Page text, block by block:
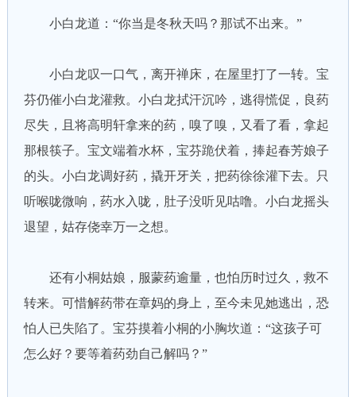
小白龙道：“你当是冬秋天吗？那试不出来。”
小白龙叹一口气，离开禅床，在屋里打了一转。宝
芬仍催小白龙灌救。小白龙拭汗沉吟，逃得慌促，良药
尽失，且将高明轩拿来的药，嗅了嗅，又看了看，拿起
那根筷子。宝文端着水杯，宝芬跪伏着，捧起春芳娘子
的头。小白龙调好药，撬开牙关，把药徐徐灌下去。只
听喉咙微响，药水入咙，肚子没听见咕噜。小白龙摇头
退望，姑存侥幸万一之想。
还有小桐姑娘，服蒙药逾量，也怕历时过久，救不
转来。可惜解药带在章妈的身上，至今未见她逃出，恐
怕人已失陷了。宝芬摸着小桐的小胸坎道：“这孩子可
怎么好？要等着药劲自己解吗？”